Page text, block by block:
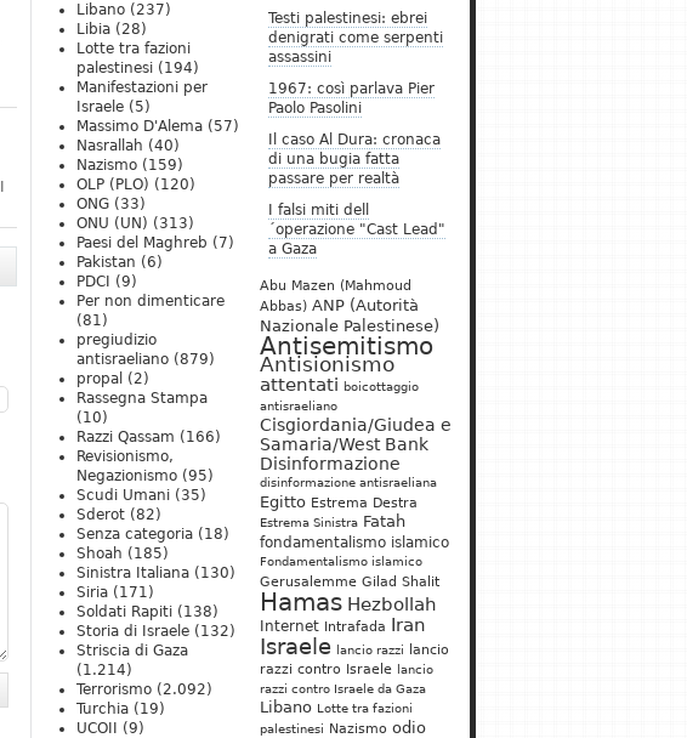
Testi palestinesi: ebrei
denigrati come serpenti
assassini
1967: così parlava Pier
Paolo Pasolini
Il caso Al Dura: cronaca
di una bugia fatta
passare per realtà
I falsi miti dell
´operazione "Cast Lead"
a Gaza
Abu Mazen (Mahmoud
Abbas) ANP (Autorità
Nazionale Palestinese)
Antisemitismo
Antisionismo
attentati boicottaggio
antisraeliano
Cisgiordania/Giudea e
Samaria/West Bank
Disinformazione
disinformazione antisraeliana
Egitto Estrema Destra
Estrema Sinistra Fatah
fondamentalismo islamico
Fondamentalismo islamico
Gerusalemme Gilad Shalit
Hamas Hezbollah
Internet Intrafada Iran
Israele lancio razzi
lancio
razzi contro Israele lancio
razzi contro Israele da Gaza
Libano Lotte tra fazioni
palestinesi Nazismo odio
Libano (237)
Libia (28)
Lotte tra fazioni
palestinesi (194)
Manifestazioni per
Israele (5)
Massimo D'Alema (57)
Nasrallah (40)
Nazismo (159)
OLP (PLO) (120)
ONG (33)
ONU (UN) (313)
Paesi del Maghreb (7)
Pakistan (6)
PDCI
(9)
Per non dimenticare
(81)
pregiudizio
antisraeliano (879)
propal (2)
Rassegna Stampa
(10)
Razzi Qassam (166)
Revisionismo,
Negazionismo (95)
Scudi Umani (35)
Sderot (82)
Senza categoria (18)
Shoah (185)
Sinistra Italiana (130)
Siria (171)
Soldati Rapiti (138)
Storia di Israele (132)
Striscia di Gaza
(1.214)
Terrorismo (2.092)
Turchia (19)
UCOII
(9)